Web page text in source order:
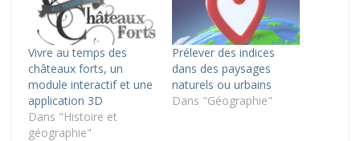
Vivre au temps des
châteaux forts, un
module interactif et une
application 3D
Dans "Histoire et
géographie"
Prélever des indices
dans des paysages
naturels ou urbains
Dans "Géographie"